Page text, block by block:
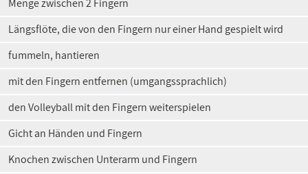
Menge zwischen 2 Fingern
Längsflöte, die von den Fingern nur einer Hand gespielt wird
fummeln, hantieren
mit den Fingern entfernen (umgangssprachlich)
den Volleyball mit den Fingern weiterspielen
Gicht an Händen und Fingern
Knochen zwischen Unterarm und Fingern